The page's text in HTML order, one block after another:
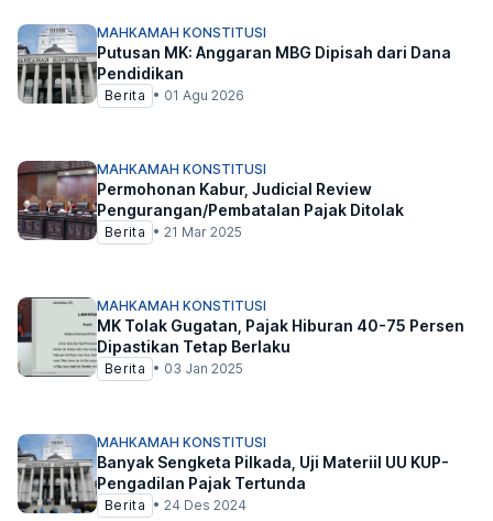
MAHKAMAH KONSTITUSI
Putusan MK: Anggaran MBG Dipisah dari Dana
Pendidikan
Berita • 01 Agu 2026
MAHKAMAH KONSTITUSI
Permohonan Kabur, Judicial Review
Pengurangan/Pembatalan Pajak Ditolak
Berita • 21 Mar 2025
MAHKAMAH KONSTITUSI
MK Tolak Gugatan, Pajak Hiburan 40-75 Persen
Dipastikan Tetap Berlaku
Berita • 03 Jan 2025
MAHKAMAH KONSTITUSI
Banyak Sengketa Pilkada, Uji Materiil UU KUP-
Pengadilan Pajak Tertunda
Berita • 24 Des 2024